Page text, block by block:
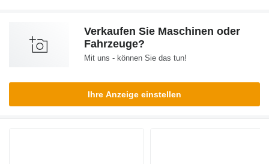
Verkaufen Sie Maschinen oder
Fahrzeuge?
Mit uns - können Sie das tun!
Ihre Anzeige einstellen